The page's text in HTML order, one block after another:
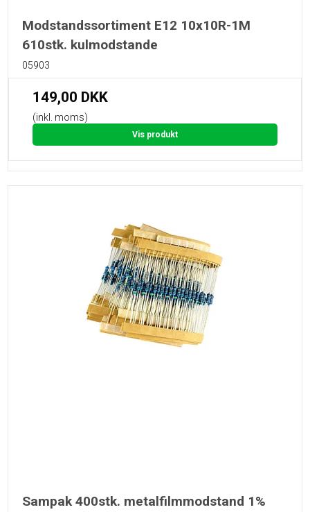
Modstandssortiment E12 10x10R-1M
610stk. kulmodstande
05903
149,00 DKK
(inkl. moms)
Vis produkt
Sampak 400stk. metalfilmmodstand 1%